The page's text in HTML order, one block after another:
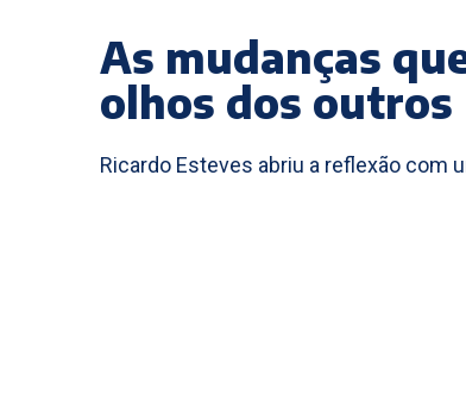
As mudanças
olhos dos outros
Ricardo Esteves abriu a reflexão com